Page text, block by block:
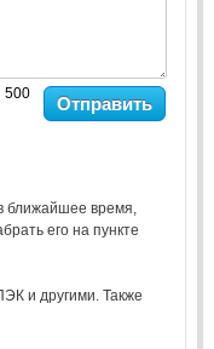
Отправить
ближайшее время,
его на пункте
и другими. Также